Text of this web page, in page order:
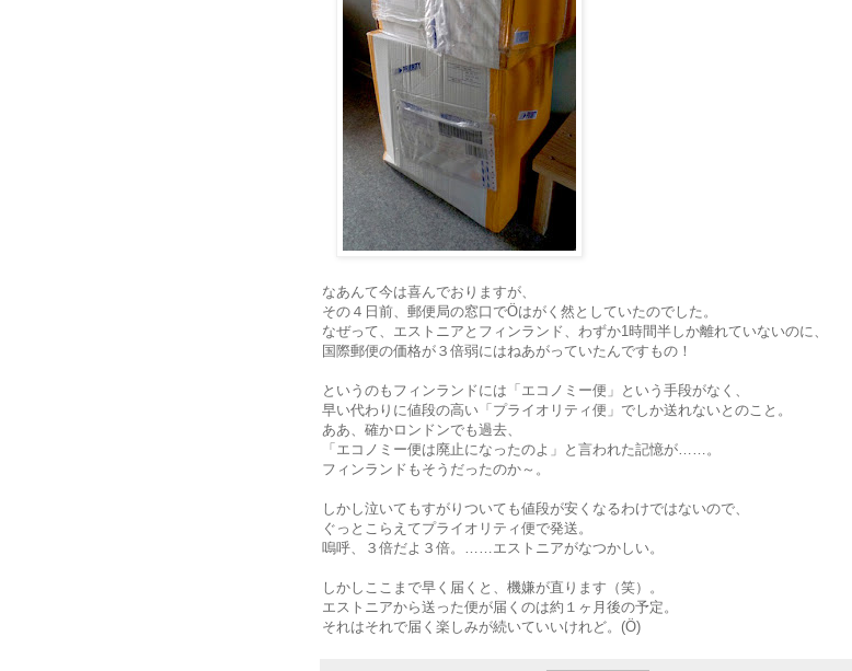
なあんて今は喜んでおりますが、
その４日前、郵便局の窓口でÖはがく然としていたのでした。
なぜって、エストニアとフィンランド、わずか1時間半しか離れていないのに、
国際郵便の価格が３倍弱にはねあがっていたんですもの！
というのもフィンランドには「エコノミー便」という手段がなく、
早い代わりに値段の高い「プライオリティ便」でしか送れないとのこと。
ああ、確かロンドンでも過去、
「エコノミー便は廃止になったのよ」と言われた記憶が……。
フィンランドもそうだったのか～。
しかし泣いてもすがりついても値段が安くなるわけではないので、
ぐっとこらえてプライオリティ便で発送。
嗚呼、３倍だよ３倍。……エストニアがなつかしい。
しかしここまで早く届くと、機嫌が直ります（笑）。
エストニアから送った便が届くのは約１ヶ月後の予定。
それはそれで届く楽しみが続いていいけれど。(Ö)